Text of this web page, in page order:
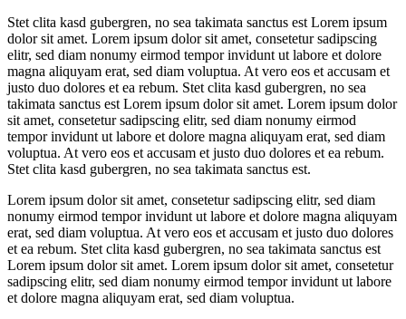
Stet clita kasd gubergren, no sea takimata sanctus est Lorem ipsum
dolor sit amet. Lorem ipsum dolor sit amet, consetetur sadipscing
elitr, sed diam nonumy eirmod tempor invidunt ut labore et dolore
magna aliquyam erat, sed diam voluptua. At vero eos et accusam et
justo duo dolores et ea rebum. Stet clita kasd gubergren, no sea
takimata sanctus est Lorem ipsum dolor sit amet. Lorem ipsum dolor
sit amet, consetetur sadipscing elitr, sed diam nonumy eirmod
tempor invidunt ut labore et dolore magna aliquyam erat, sed diam
voluptua. At vero eos et accusam et justo duo dolores et ea rebum.
Stet clita kasd gubergren, no sea takimata sanctus est.
Lorem ipsum dolor sit amet, consetetur sadipscing elitr, sed diam
nonumy eirmod tempor invidunt ut labore et dolore magna aliquyam
erat, sed diam voluptua. At vero eos et accusam et justo duo dolores
et ea rebum. Stet clita kasd gubergren, no sea takimata sanctus est
Lorem ipsum dolor sit amet. Lorem ipsum dolor sit amet, consetetur
sadipscing elitr, sed diam nonumy eirmod tempor invidunt ut labore
et dolore magna aliquyam erat, sed diam voluptua.